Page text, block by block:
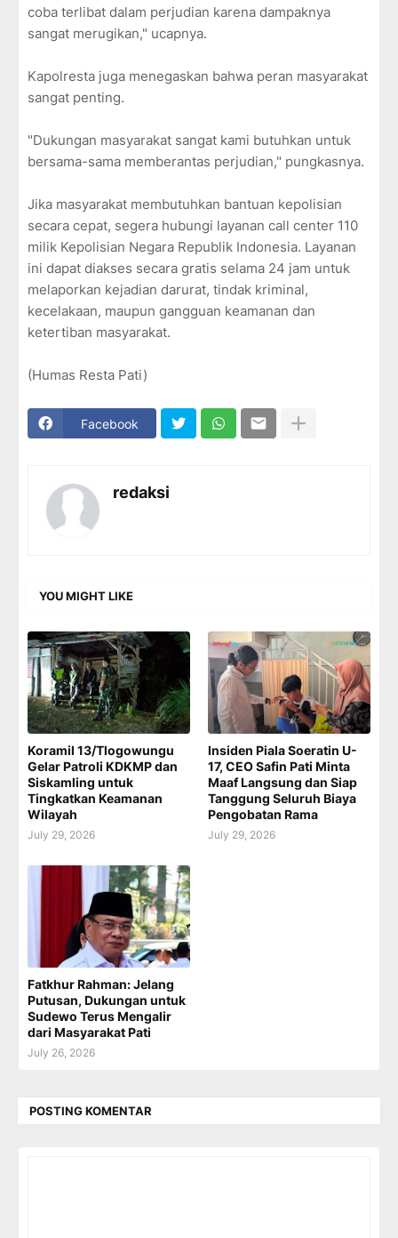
coba terlibat dalam perjudian karena dampaknya
sangat merugikan," ucapnya.
Kapolresta juga menegaskan bahwa peran masyarakat
sangat penting.
"Dukungan masyarakat sangat kami butuhkan untuk
bersama-sama memberantas perjudian," pungkasnya.
Jika masyarakat membutuhkan bantuan kepolisian
secara cepat, segera hubungi layanan call center 110
milik Kepolisian Negara Republik Indonesia. Layanan
ini dapat diakses secara gratis selama 24 jam untuk
melaporkan kejadian darurat, tindak kriminal,
kecelakaan, maupun gangguan keamanan dan
ketertiban masyarakat.
(Humas Resta Pati)
Facebook
redaksi
YOU MIGHT LIKE
Koramil 13/Tlogowungu
Gelar Patroli KDKMP dan
Siskamling untuk
Tingkatkan Keamanan
Wilayah
July 29, 2026
Insiden Piala Soeratin U-
17, CEO Safin Pati Minta
Maaf Langsung dan Siap
Tanggung Seluruh Biaya
Pengobatan Rama
July 29, 2026
Fatkhur Rahman: Jelang
Putusan, Dukungan untuk
Sudewo Terus Mengalir
dari Masyarakat Pati
July 26, 2026
POSTING KOMENTAR